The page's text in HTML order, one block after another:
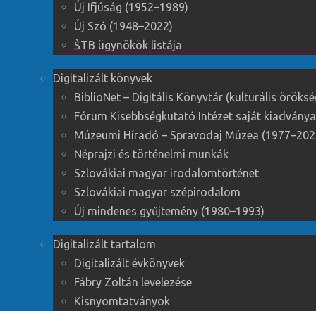
Új Ifjúság (1952–1989)
Új Szó (1948–2022)
ŠTB ügynökök listája
Digitalizált könyvek
BiblioNet – Digitális Könyvtár (kulturális
Fórum Kisebbségkutató Intézet saját
Múzeumi Híradó – Spravodaj Múzea
Néprajzi és történelmi munkák
Szlovákiai magyar irodalomtörténet
Szlovákiai magyar szépirodalom
Új mindenes gyűjtemény (1980–1993)
Digitalizált tartalom
Digitalizált évkönyvek
Fábry Zoltán levelezése
Kisnyomtatványok